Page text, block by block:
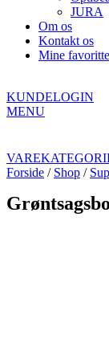
JURA
Om os
Kontakt os
Mine
KUNDELOGIN
MENU
Forside / Shop /